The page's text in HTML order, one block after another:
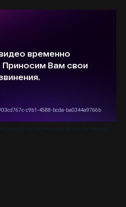
Award, two Grammy Awards, and the Mercury